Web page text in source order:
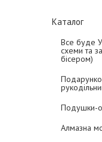
Каталог
Все буде
схеми та
бісером)
Подушки-
Алмазна